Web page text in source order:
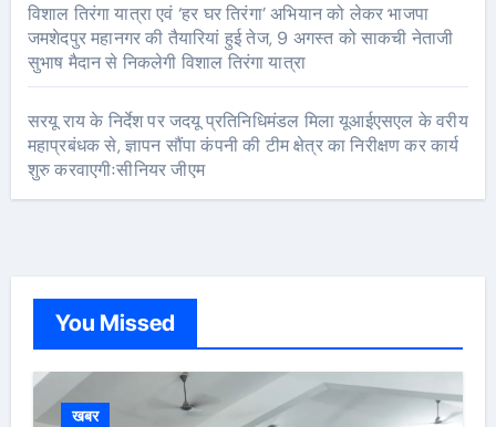
विशाल तिरंगा यात्रा एवं ‘हर घर तिरंगा’ अभियान को लेकर भाजपा
जमशेदपुर महानगर की तैयारियां हुई तेज, 9 अगस्त को साकची नेताजी
सुभाष मैदान से निकलेगी विशाल तिरंगा यात्रा
सरयू राय के निर्देश पर जदयू प्रतिनिधिमंडल मिला यूआईएसएल के वरीय
महाप्रबंधक से, ज्ञापन सौंपा कंपनी की टीम क्षेत्र का निरीक्षण कर कार्य
शुरु करवाएगीःसीनियर जीएम
You Missed
खबर